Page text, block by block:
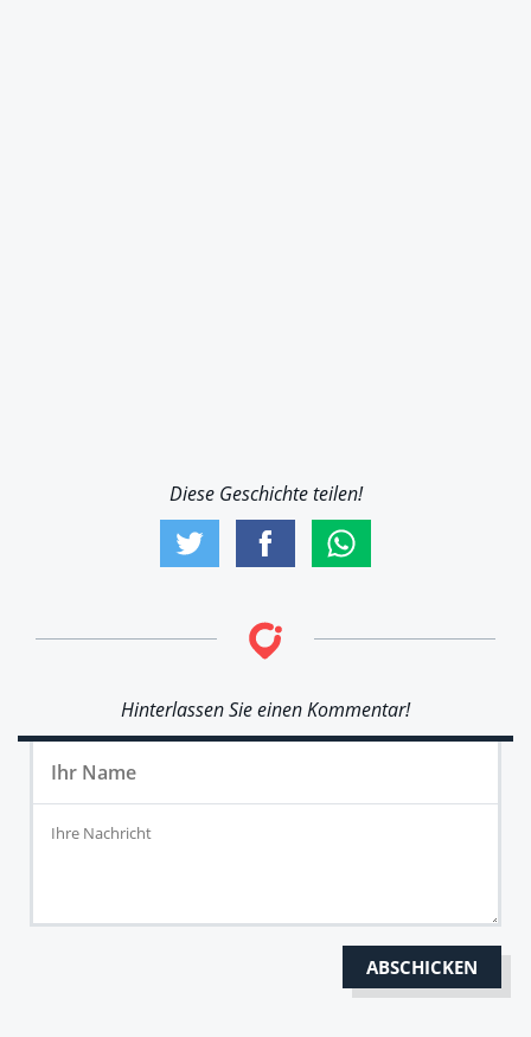
Diese Geschichte teilen!
Hinterlassen Sie einen Kommentar!